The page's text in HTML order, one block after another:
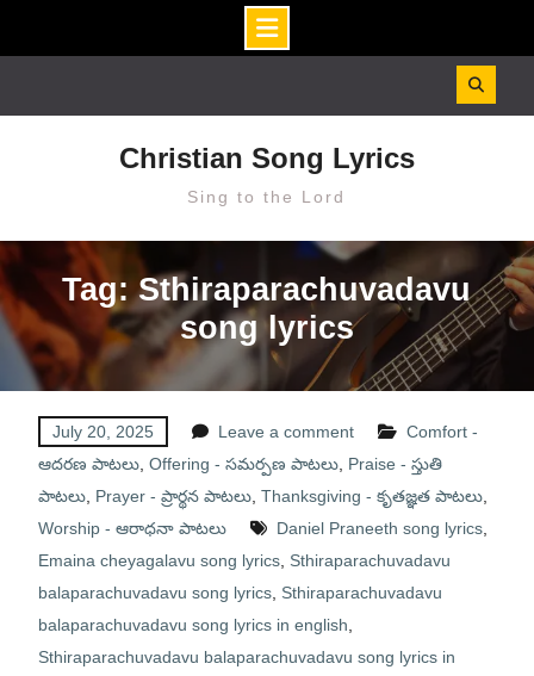
Christian Song Lyrics
Sing to the Lord
Tag: Sthiraparachuvadavu
song lyrics
July 20, 2025 Leave a comment
Comfort -
ఆదరణ పాటలు, Offering - సమర్పణ పాటలు, Praise - స్తుతి
పాటలు, Prayer - ప్రార్థన పాటలు, Thanksgiving - కృతజ్ఞత పాటలు,
Worship - ఆరాధనా పాటలు
Daniel Praneeth song lyrics,
Emaina cheyagalavu song lyrics, Sthiraparachuvadavu
balaparachuvadavu song lyrics, Sthiraparachuvadavu
balaparachuvadavu song lyrics in english
Sthiraparachuvadavu balaparachuvadavu song lyrics in